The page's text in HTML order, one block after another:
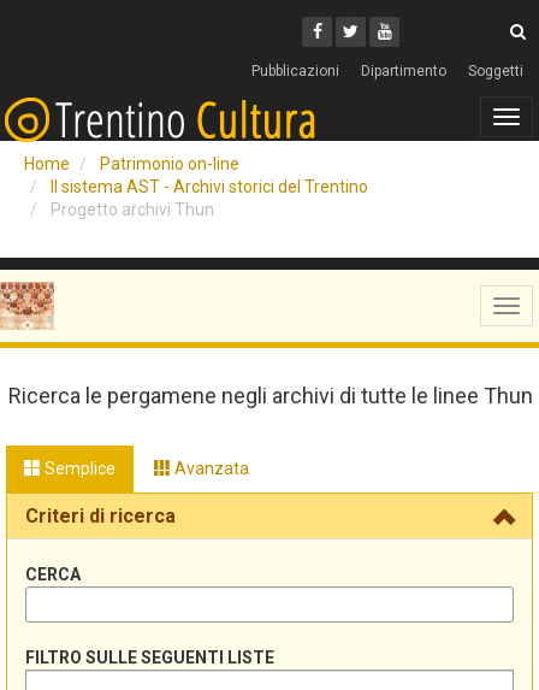
Facebook
Twitter
Youtube
Pubblicazioni Dipartimento Soggetti
Home
Patrimonio on-line
Il sistema AST - Archivi storici del Trentino
Progetto archivi Thun
Ricerca le pergamene negli archivi di tutte le linee Thun
Semplice Avanzata
Criteri di ricerca
CERCA
FILTRO SULLE SEGUENTI LISTE